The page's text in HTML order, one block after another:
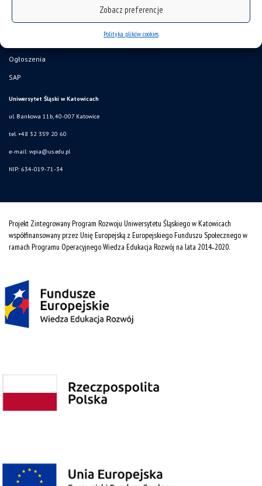
Zobacz preferencje
Polityka plików cookies
Historia
Ogłoszenia
SAP
Uniwersytet Śląski w Katowicach
ul. Bankowa 11b, 40-007 Katowice
tel. +48 32 359 20 60
e-mail: wpia@us.edu.pl
NIP: 634-019-71-34
Projekt Zintegrowany Program Rozwoju Uniwersytetu Śląskiego w Katowicach
współfinansowany przez Unię Europejską z Europejskiego Funduszu Społecznego w
ramach Programu Operacyjnego Wiedza Edukacja Rozwój na lata 2014˗2020.